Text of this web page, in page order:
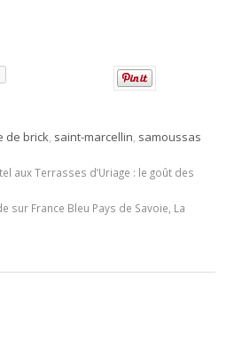
de brick saint-marcellin samoussas
aux Terrasses d’Uriage : le goût des
sur France Bleu Pays de Savoie, La